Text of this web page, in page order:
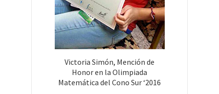
Victoria Simón, Mención de
Honor en la Olimpiada
Matemática del Cono Sur ‘2016